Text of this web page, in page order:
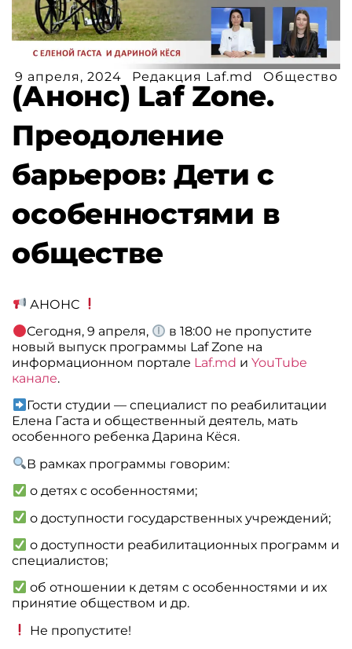
9 апреля, 2024 Редакция Laf.md Общество
(Анонс) Laf Zone.
Преодоление
барьеров: Дети с
особенностями в
обществе
АНОНС
Сегодня, 9 апреля,
в 18:00 не пропустите
новый выпуск программы Laf Zone на
информационном портале Laf.md иYouTube
канале.
Гости студии — специалист по реабилитации
Елена Гаста и общественный деятель, мать
особенного ребенка Дарина Кёся.
В рамках программы говорим:
о детях с особенностями;
о доступности государственных учреждений;
о доступности реабилитационных программ и
специалистов;
об отношении к детям с особенностями и их
принятие обществом и др.
Не пропустите!